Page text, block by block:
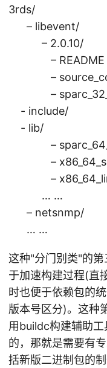
3rds/
– libevent/
– 2.0.10/
– README
–
–
- include/
- lib/
–
–
–
… …
– netsnmp/
… …
这种"分门别类"的第
于加速构建过程(直
时也便于依赖包的
版本号区分)。这种
用buildc构建辅助
的，那就是需要有
括新版二进制包的制